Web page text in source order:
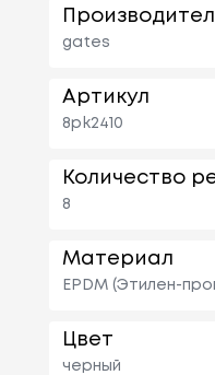
gates
Артикул
8pk2410
Количество
8
Материал
EPDM (Этилен-
Цвет
черный